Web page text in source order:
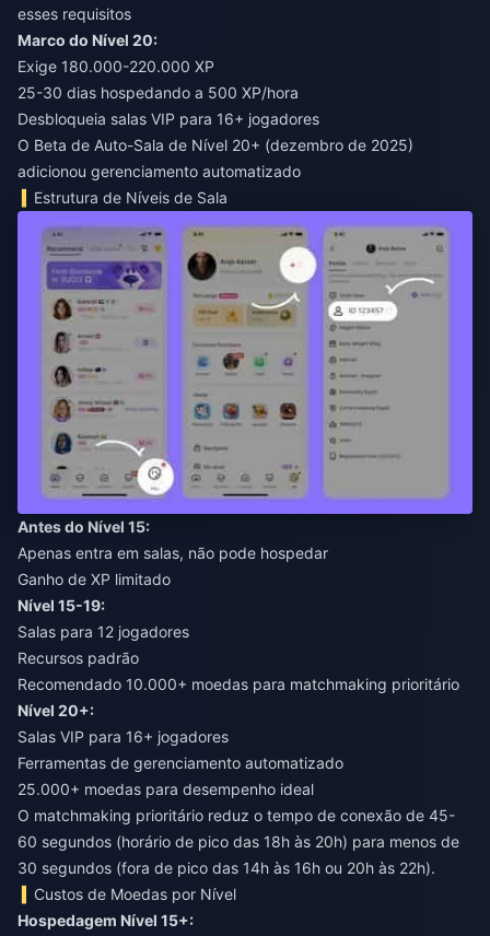
esses requisitos
Marco do Nível 20:
Exige 180.000-220.000 XP
25-30 dias hospedando a 500 XP/hora
Desbloqueia salas VIP para 16+ jogadores
O Beta de Auto-Sala de Nível 20+ (dezembro de 2025)
adicionou gerenciamento automatizado
Estrutura de Níveis de Sala
Antes do Nível 15:
Apenas entra em salas, não pode hospedar
Ganho de XP limitado
Nível 15-19:
Salas para 12 jogadores
Recursos padrão
Recomendado 10.000+ moedas para matchmaking prioritário
Nível 20+:
Salas VIP para 16+ jogadores
Ferramentas de gerenciamento automatizado
25.000+ moedas para desempenho ideal
O matchmaking prioritário reduz o tempo de conexão de 45-
60 segundos (horário de pico das 18h às 20h) para menos de
30 segundos (fora de pico das 14h às 16h ou 20h às 22h).
Custos de Moedas por Nível
Hospedagem Nível 15+: